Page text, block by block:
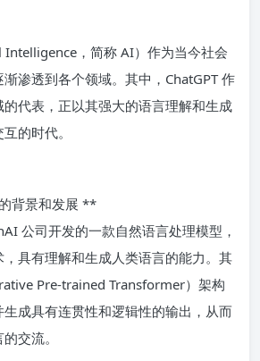
，简称 AI）作为当今社会
渗透到各个领域。其中，ChatGPT 作
代表，正以其强大的语言理解和生成
的时代。
背景和发展 **
公司开发的一款自然语言处理模型，
具有理解和生成人类语言的能力。其
Pre-trained Transformer）架构
成具有连贯性和逻辑性的输出，从而
交流。